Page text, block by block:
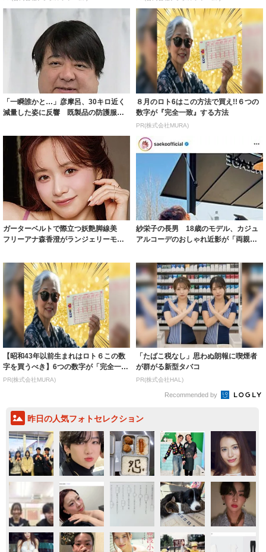
「一瞬誰かと…」彦摩呂、30キロ近く
減量した姿に反響 既製品の防護服が
８月のロト6はこの方法で買え!!６つの
数字が『完全一致』する方法
PR(株式会社MURA)
ガーターベルトで際立つ妖艶脚線美
フリーアナ森香澄がランジェリーモデ
紗栄子の長男 18歳のモデル、カジュ
アルコーデのおしゃれ近影が「両親の
【昭和43年以前生まれはロト６この数
字を買うべき】6つの数字が「完全一
致」する方...
PR(株式会社MURA)
「たばこ税なし」思わぬ朗報に喫煙者
が群がる新型タバコ
PR(株式会社HAL)
Recommended by
昨日の人気フォトセレクション